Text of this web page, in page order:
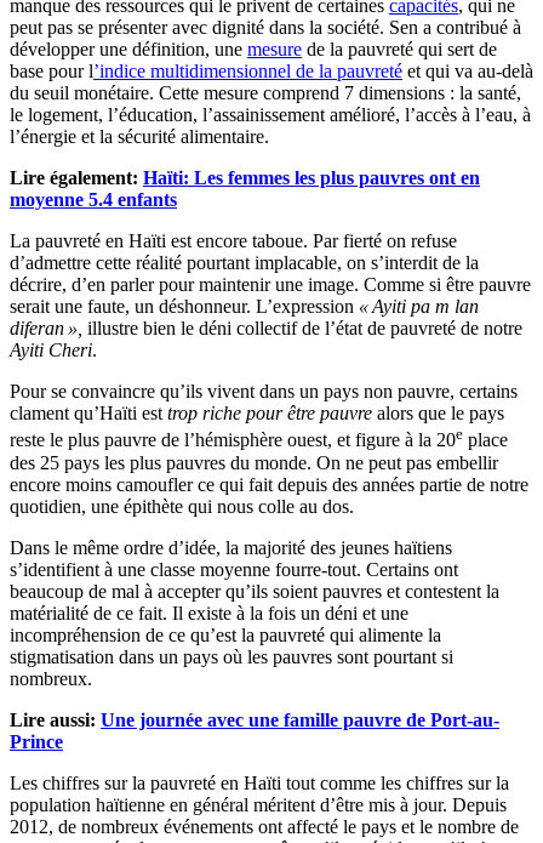
manque des ressources qui le privent de certaines capacités, qui ne
peut pas se présenter avec dignité dans la société. Sen a contribué à
développer une définition, une mesure de la pauvreté qui sert de
base pour l’indice multidimensionnel de la pauvreté et qui va au-delà
du seuil monétaire. Cette mesure comprend 7 dimensions : la santé,
le logement, l’éducation, l’assainissement amélioré, l’accès à l’eau, à
l’énergie et la sécurité alimentaire.
Lire également: Haïti: Les femmes les plus pauvres ont en
moyenne 5.4 enfants
La pauvreté en Haïti est encore taboue. Par fierté on refuse
d’admettre cette réalité pourtant implacable, on s’interdit de la
décrire, d’en parler pour maintenir une image. Comme si être pauvre
serait une faute, un déshonneur. L’expression «Ayiti pa m lan
diferan », illustre bien le déni collectif de l’état de pauvreté de notre
Ayiti Cheri.
Pour se convaincre qu’ils vivent dans un pays non pauvre, certains
clament qu’Haïti est trop riche pour être pauvre alors que le pays
reste le plus pauvre de l’hémisphère ouest, et figure à la 20e place
des 25 pays les plus pauvres du monde. On ne peut pas embellir
encore moins camoufler ce qui fait depuis des années partie de notre
quotidien, une épithète qui nous colle au dos.
Dans le même ordre d’idée, la majorité des jeunes haïtiens
s’identifient à une classe moyenne fourre-tout. Certains ont
beaucoup de mal à accepter qu’ils soient pauvres et contestent la
matérialité de ce fait. Il existe à la fois un déni et une
incompréhension de ce qu’est la pauvreté qui alimente la
stigmatisation dans un pays où les pauvres sont pourtant si
nombreux.
Lire aussi: Une journée avec une famille pauvre de Port-au-
Prince
Les chiffres sur la pauvreté en Haïti tout comme les chiffres sur la
population haïtienne en général méritent d’être mis à jour. Depuis
2012, de nombreux événements ont affecté le pays et le nombre de